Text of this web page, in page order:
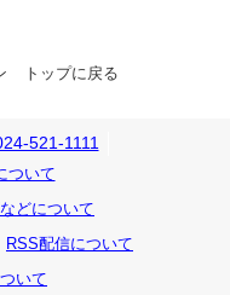
トップに戻る
521-1111
ついて
どについて
RSS配信について
いて